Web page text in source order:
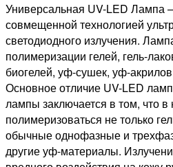
Универсальная UV-LED Лампа
совмещенной технологией
светодиодного излучения.
полимеризации гелей, гель-
биогелей, уф-сушек, уф-
Основное отличие UV-LED
лампы заключается в том, что в
полимеризоваться не только
обычные однофазные и
другие уф-материалы.